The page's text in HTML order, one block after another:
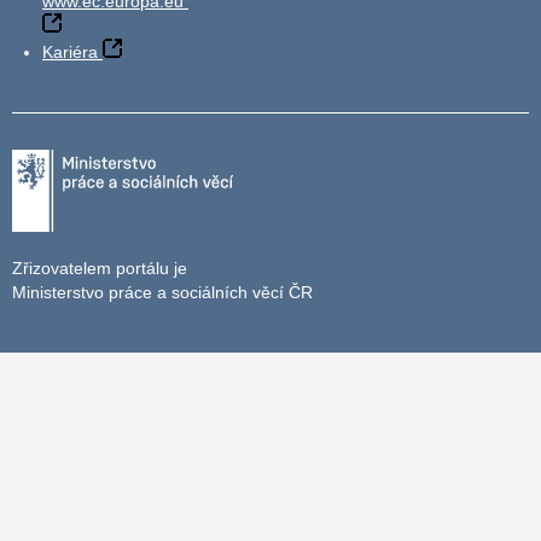
Kariéra
Zřizovatelem portálu je
Ministerstvo práce a sociálních věcí ČR